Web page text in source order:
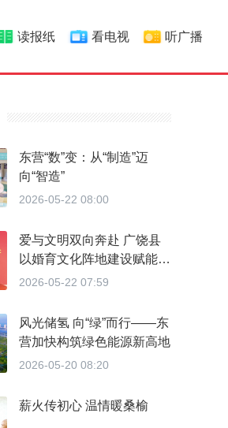
读报纸 看电视 听广播
东营“数”变：从“制造”迈
向“智造”
2026-05-22 08:00
爱与文明双向奔赴 广饶县
以婚育文化阵地建设赋能婚
育新风
2026-05-22 07:59
风光储氢 向“绿”而行——东
营加快构筑绿色能源新高地
2026-05-20 08:20
薪火传初心 温情暖桑榆